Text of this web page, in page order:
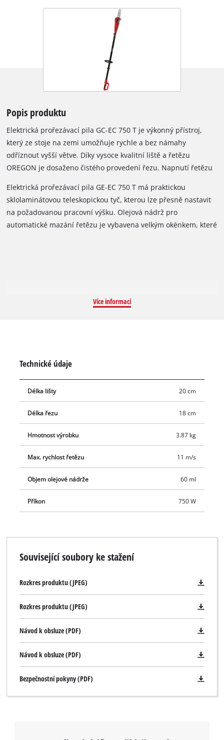
Popis produktu
Elektrická prořezávací pila GC-EC 750 T je výkonný přístroj,
který ze stoje na zemi umožňuje rychle a bez námahy
odříznout vyšší větve. Díky vysoce kvalitní liště a řetězu
OREGON je dosaženo čistého provedení řezu. Napnutí řetězu
nastavitelný popruh zajišťují maximální komfort při práci.
Elektrická prořezávací pila GE-EC 750 T má praktickou
sklolaminátovou teleskopickou tyč, kterou lze přesně nastavit
na požadovanou pracovní výšku. Olejová nádrž pro
automatické mazání řetězu je vybavena velkým okénkem, které
Více informací
Technické údaje
Délka lišty 20 cm
Délka řezu 18 cm
Hmotnost výrobku 3.87 kg
Max. rychlost řetězu 11 m/s
Objem olejové nádrže 60 ml
Příkon 750 W
Související soubory ke stažení
Rozkres produktu (JPEG)
Rozkres produktu (JPEG)
Návod k obsluze (PDF)
Návod k obsluze (PDF)
Bezpečnostní pokyny (PDF)